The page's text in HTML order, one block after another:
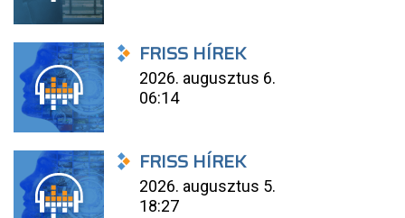
FRISS HÍREK
2026. augusztus 6.
06:14
FRISS HÍREK
2026. augusztus 5.
18:27